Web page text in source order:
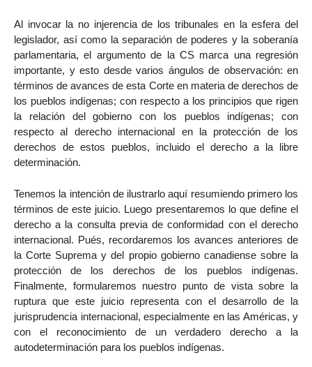
Al invocar la no injerencia de los tribunales en la esfera del
legislador, así como la separación de poderes y la soberanía
parlamentaria, el argumento de la CS marca una regresión
importante, y esto desde varios ángulos de observación: en
términos de avances de esta Corte en materia de derechos de
los pueblos indígenas; con respecto a los principios que rigen
la relación del gobierno con los pueblos indígenas; con
respecto al derecho internacional en la protección de los
derechos de estos pueblos, incluido el derecho a la libre
determinación.
Tenemos la intención de ilustrarlo aquí resumiendo primero los
términos de este juicio. Luego presentaremos lo que define el
derecho a la consulta previa de conformidad con el derecho
internacional. Pués, recordaremos los avances anteriores de
la Corte Suprema y del propio gobierno canadiense sobre la
protección de los derechos de los pueblos indígenas.
Finalmente, formularemos nuestro punto de vista sobre la
ruptura que este juicio representa con el desarrollo de la
jurisprudencia internacional, especialmente en las Américas, y
con el reconocimiento de un verdadero derecho a la
autodeterminación para los pueblos indígenas.